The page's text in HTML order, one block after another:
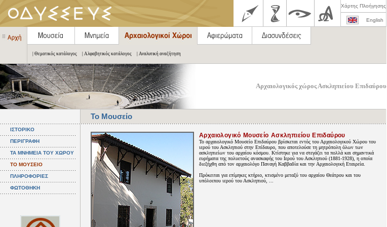
Χάρτης Πλοήγησης
English
| Θεματικός κατάλογος | Αλφαβητικός κατάλογος | Αναλυτική αναζήτηση
Αρχαιολογικός χώρος Ασκληπιείου Επιδαύρου
Το Μουσείο
ΙΣΤΟΡΙΚΟ
ΠΕΡΙΓΡΑΦΗ
ΤΑ ΜΝΗΜΕΙΑ ΤΟΥ ΧΩΡΟΥ
ΤΟ ΜΟΥΣΕΙΟ
ΠΛΗΡΟΦΟΡΙΕΣ
ΦΩΤΟΘΗΚΗ
Αρχαιολογικό Μουσείο Ασκληπιείου Επιδαύρου
Το αρχαιολογικό Μουσείο Επιδαύρου βρίσκεται εντός του Αρχαιολογικού Χώρου του
ιερού του Ασκληπιού στην Επίδαυρο, που αποτελούσε τη μητρόπολη όλων των
ασκληπιείων του αρχαίου κόσμου. Κτίστηκε για να στεγάζει τα πολλά και σημαντικά
ευρήματα της πολυετούς ανασκαφής του Ιερού του Ασκληπιού (1881-1928), η οποία
διεξήχθη από τον αρχαιολόγο Παναγή Καββαδία και την Αρχαιολογική Εταιρεία.
Πρόκειται για επίμηκες κτήριο, κτισμένο μεταξύ του αρχαίου Θεάτρου και του
υπόλοιπου ιερού του Ασκληπιού, ...